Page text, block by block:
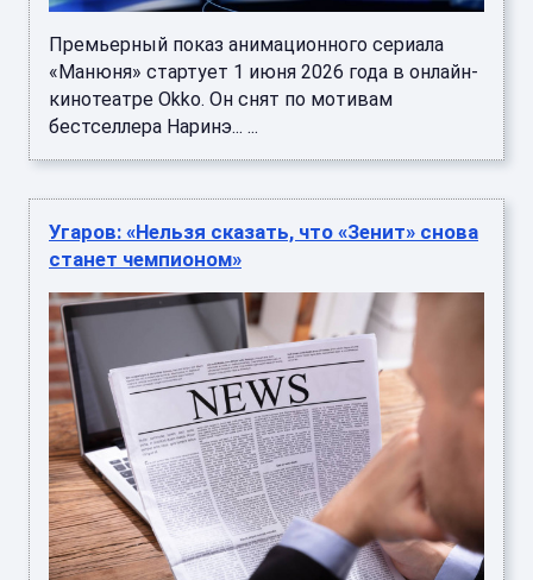
Премьерный показ анимационного сериала
«Манюня» стартует 1 июня 2026 года в онлайн-
кинотеатре Okko. Он снят по мотивам
бестселлера Наринэ... ...
Угаров: «Нельзя сказать, что «Зенит» снова
станет чемпионом»